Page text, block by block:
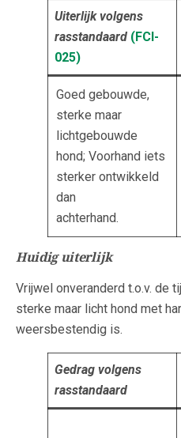
Uiterlijk volgens
rasstandaard (FCI-
025)
Goed gebouwde,
sterke maar
lichtgebouwde
hond; Voorhand iets
sterker ontwikkeld
dan
achterhand.
Huidig uiterlijk
Vrijwel onveranderd t.o.v. de
sterke maar licht hond met
weersbestendig is.
Gedrag volgens
rasstandaard